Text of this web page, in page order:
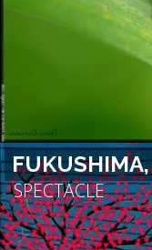
FUKUSHIMA,
SPECTACLE